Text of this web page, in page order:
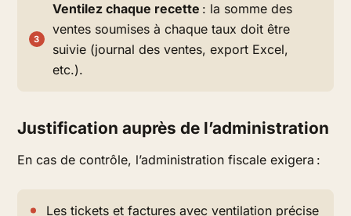
Ventilez chaque recette : la somme des
ventes soumises à chaque taux doit être
suivie (journal des ventes, export Excel,
etc.).
Justification auprès de l’administration
En cas de contrôle, l’administration fiscale exigera :
Les tickets et factures avec ventilation précise